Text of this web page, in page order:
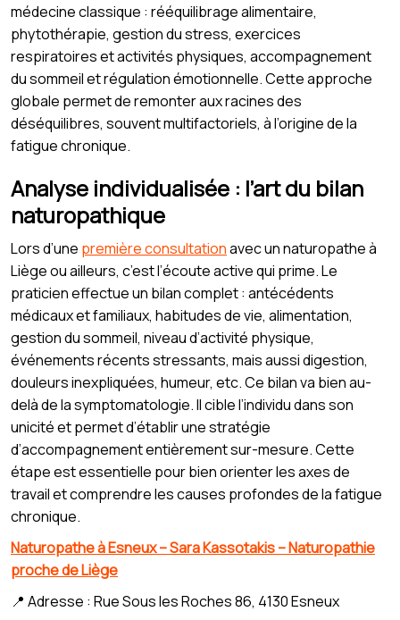
médecine classique : rééquilibrage alimentaire,
phytothérapie, gestion du stress, exercices
respiratoires et activités physiques, accompagnement
du sommeil et régulation émotionnelle. Cette approche
globale permet de remonter aux racines des
déséquilibres, souvent multifactoriels, à l’origine de la
fatigue chronique.
Analyse individualisée : l’art du bilan
naturopathique
Lors d’une première consultationavec un naturopathe à
Liège ou ailleurs, c’est l’écoute active qui prime. Le
praticien effectue un bilan complet : antécédents
médicaux et familiaux, habitudes de vie, alimentation,
gestion du sommeil, niveau d’activité physique,
événements récents stressants, mais aussi digestion,
douleurs inexpliquées, humeur, etc. Ce bilan va bien au-
delà de la symptomatologie. Il cible l’individu dans son
unicité et permet d’établir une stratégie
d’accompagnement entièrement sur-mesure. Cette
étape est essentielle pour bien orienter les axes de
travail et comprendre les causes profondes de la fatigue
chronique.
Naturopathe à Esneux – Sara Kassotakis – Naturopathie
proche de Liège
📍 Adresse : Rue Sous les Roches 86, 4130 Esneux